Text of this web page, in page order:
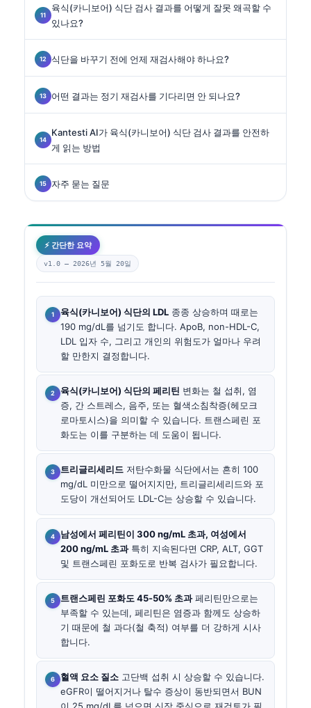
육식(카니보어) 식단 검사 결과를 어떻게 잘못 왜곡할 수
있나요?
식단을 바꾸기 전에 언제 재검사해야 하나요?
어떤 결과는 정기 재검사를 기다리면 안 되나요?
Kantesti AI가 육식(카니보어) 식단 검사 결과를 안전하
게 읽는 방법
자주 묻는 질문
⚡ 간단한 요약
v1.0 — 2026년 5월 20일
육식(카니보어) 식단의 LDL 종종 상승하며 때로는
190 mg/dL를 넘기도 합니다. ApoB, non-HDL-C,
LDL 입자 수, 그리고 개인의 위험도가 얼마나 우려
할 만한지 결정합니다.
육식(카니보어) 식단의 페리틴 변화는 철 섭취, 염
증, 간 스트레스, 음주, 또는 혈색소침착증(헤모크
로마토시스)을 의미할 수 있습니다. 트랜스페린 포
화도는 이를 구분하는 데 도움이 됩니다.
트리글리세리드 저탄수화물 식단에서는 흔히 100
mg/dL 미만으로 떨어지지만, 트리글리세리드와 포
도당이 개선되어도 LDL-C는 상승할 수 있습니다.
남성에서 페리틴이 300 ng/mL 초과, 여성에서
200 ng/mL 초과특히 지속된다면 CRP, ALT, GGT
및 트랜스페린 포화도로 반복 검사가 필요합니다.
트랜스페린 포화도 45-50% 초과페리틴만으로는
부족할 수 있는데, 페리틴은 염증과 함께도 상승하
기 때문에 철 과다(철 축적) 여부를 더 강하게 시사
합니다.
혈액 요소 질소 고단백 섭취 시 상승할 수 있습니다.
eGFR이 떨어지거나 탈수 증상이 동반되면서 BUN